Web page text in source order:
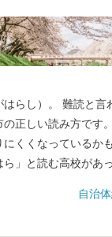
らし）。 難読と言
の正しい読み方です
くくなっているか
」と読む高校があ
県外の人は「各務ケ
自治